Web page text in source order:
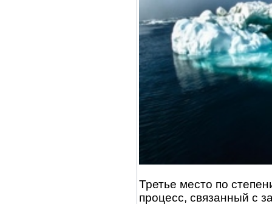
Третье место по
процесс, связанный с